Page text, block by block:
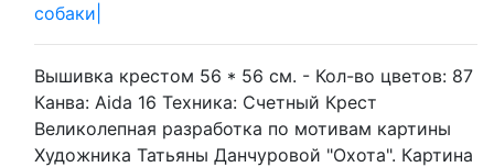
собаки|
Вышивка крестом 56 * 56 см. - Кол-во цветов: 87
Канва: Aida 16 Техника: Счетный Крест
Великолепная разработка по мотивам картины
Художника Татьяны Данчуровой "Охота". Картина